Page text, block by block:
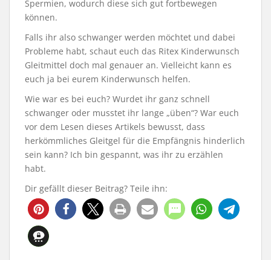
Spermien, wodurch diese sich gut fortbewegen
können.
Falls ihr also schwanger werden möchtet und dabei
Probleme habt, schaut euch das Ritex Kinderwunsch
Gleitmittel doch mal genauer an. Vielleicht kann es
euch ja bei eurem Kinderwunsch helfen.
Wie war es bei euch? Wurdet ihr ganz schnell
schwanger oder musstet ihr lange „üben“? War euch
vor dem Lesen dieses Artikels bewusst, dass
herkömmliches Gleitgel für die Empfängnis hinderlich
sein kann? Ich bin gespannt, was ihr zu erzählen
habt.
Dir gefällt dieser Beitrag? Teile ihn: